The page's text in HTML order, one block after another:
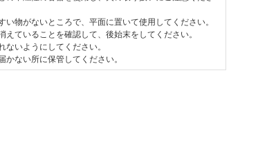
い物がないところで、平面に置いて使用してください。
ていることを確認して、後始末をしてください。
いようにしてください。
ない所に保管してください。